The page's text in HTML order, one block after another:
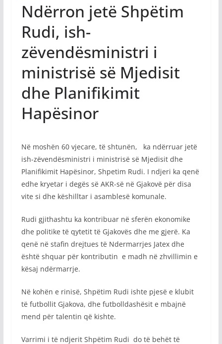
Ndërron jetë Shpëtim
Rudi, ish-
zëvendësministri i
ministrisë së Mjedisit
dhe Planifikimit
Hapësinor
Në moshën 60 vjecare, të shtunën, ka ndërruar jetë
ish-zëvendësministri i ministrisë së Mjedisit dhe
Planifikimit Hapësinor, Shpetim Rudi. I ndjeri ka qenë
edhe kryetar i degës së AKR-së në Gjakovë për disa
vite si dhe këshilltar i asamblesë komunale.
Rudi gjithashtu ka kontribuar në sferën ekonomike
dhe politike të qytetit të Gjakovës dhe me gjerë. Ka
qenë në stafin drejtues të Ndermarrjes Jatex dhe
është shquar për kontributin e madh në zhvillimin e
kësaj ndërmarrje.
Në kohën e rinisë, Shpëtim Rudi ishte pjesë e klubit
të futbollit Gjakova, dhe futbolldashësit e mbajnë
mend për talentin që kishte.
Varrimi i të ndjerit Shpëtim Rudi do të behët të